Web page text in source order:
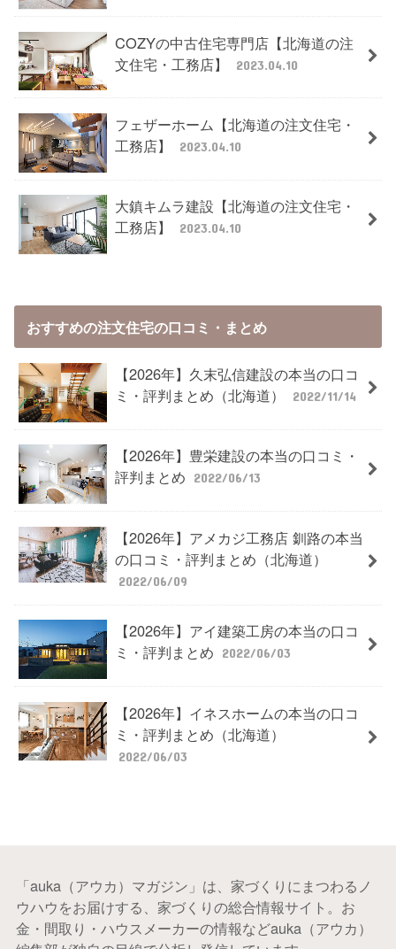
COZYの中古住宅専門店【北海道の注
文住宅・工務店】
2023.04.10
フェザーホーム【北海道の注文住宅・
工務店】
2023.04.10
大鎮キムラ建設【北海道の注文住宅・
工務店】
2023.04.10
おすすめの注文住宅の口コミ・まとめ
【2026年】久末弘信建設の本当の口コ
ミ・評判まとめ（北海道）
2022/11/14
【2026年】豊栄建設の本当の口コミ・
評判まとめ
2022/06/13
【2026年】アメカジ工務店 釧路の本当
の口コミ・評判まとめ（北海道）
2022/06/09
【2026年】アイ建築工房の本当の口コ
ミ・評判まとめ
2022/06/03
【2026年】イネスホームの本当の口コ
ミ・評判まとめ（北海道）
2022/06/03
「auka（アウカ）マガジン」は、家づくりにまつわるノ
ウハウをお届けする、家づくりの総合情報サイト。お
金・間取り・ハウスメーカーの情報などauka（アウカ）